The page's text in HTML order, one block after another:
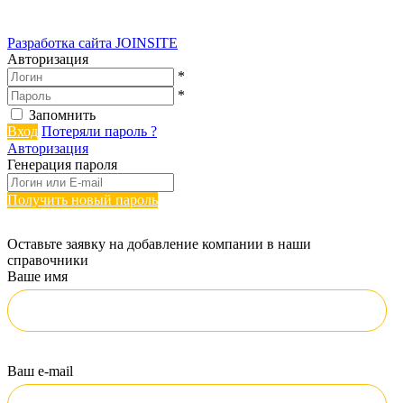
Разработка сайта JOINSITE
Авторизация
*
*
Запомнить
Вход Потеряли пароль ?
Авторизация
Генерация пароля
Получить новый пароль
Оставьте заявку на добавление компании в наши
справочники
Ваше имя
Ваш e-mail